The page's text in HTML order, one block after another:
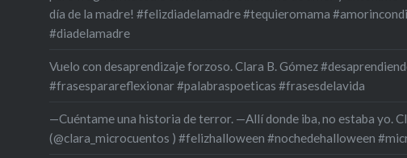
día de la madre! #felizdiadelamadre #tequieromama
#diadelamadre
Vuelo con desaprendizaje forzoso. Clara B. Gómez
#frasesparareflexionar #palabraspoeticas #frasesdelavida
—Cuéntame una historia de terror. —Allí donde iba, no estaba yo.
(@clara_microcuentos ) #felizhalloween #nochedehalloween